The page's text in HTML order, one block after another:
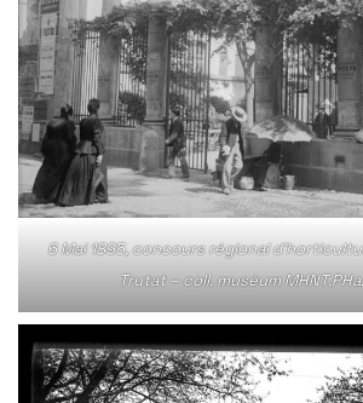
6 Mai 1895, concours régional
Trutat – coll. muséum